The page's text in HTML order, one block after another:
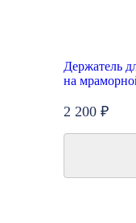
Держатель
на
2 200 ₽